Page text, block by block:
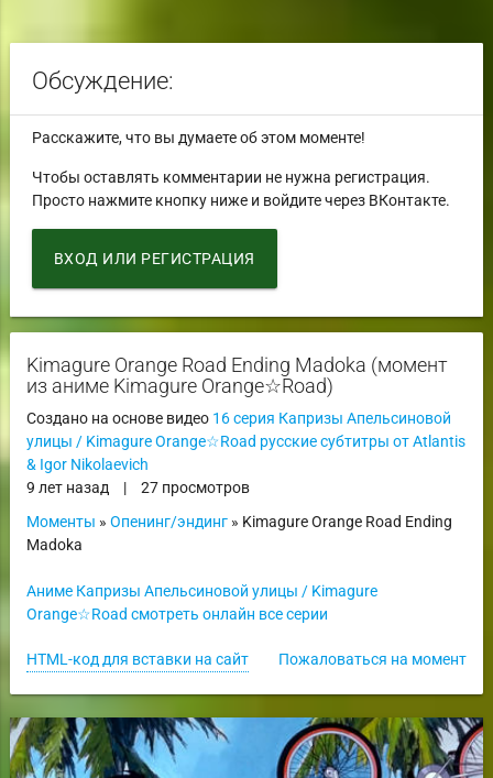
Обсуждение:
Расскажите, что вы думаете об этом моменте!
Чтобы оставлять комментарии не нужна регистрация.
Просто нажмите кнопку ниже и войдите через ВКонтакте.
ВХОД ИЛИ РЕГИСТРАЦИЯ
Kimagure Orange Road Ending Madoka (момент
из аниме Kimagure Orange☆Road)
Создано на основе видео 16 серия Капризы Апельсиновой
улицы / Kimagure Orange☆Road русские субтитры от Atlantis
& Igor Nikolaevich
9 лет назад
|
27 просмотров
Моменты » Опенинг/эндинг» Kimagure Orange Road Ending
Madoka
Аниме Капризы Апельсиновой улицы / Kimagure
Orange☆Road смотреть онлайн все серии
Пожаловаться на момент
HTML-код для вставки на сайт